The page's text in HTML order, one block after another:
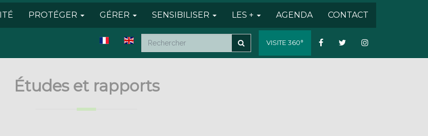
PROTÉGER GÉRER SENSIBILISER LES + AGENDA CONTACT
VISITE 360°
Études et rapports